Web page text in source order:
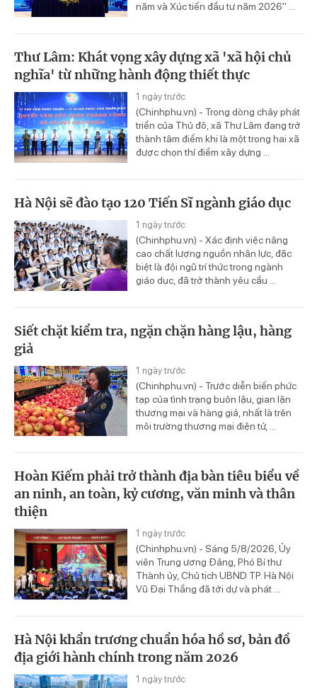
năm và Xúc tiến đầu tư năm 2026" ...
Thư Lâm: Khát vọng xây dựng xã 'xã hội chủ
nghĩa' từ những hành động thiết thực
1 ngày trước
(Chinhphu.vn) - Trong dòng chảy phát
triển của Thủ đô, xã Thư Lâm đang trở
thành tâm điểm khi là một trong hai xã
được chọn thí điểm xây dựng ...
Hà Nội sẽ đào tạo 120 Tiến Sĩ ngành giáo dục
1 ngày trước
(Chinhphu.vn) - Xác định việc nâng
cao chất lượng nguồn nhân lực, đặc
biệt là đội ngũ trí thức trong ngành
giáo dục, đã trở thành yêu cầu ...
Siết chặt kiểm tra, ngặn chặn hàng lậu, hàng
giả
1 ngày trước
(Chinhphu.vn) - Trước diễn biến phức
tạp của tình trạng buôn lậu, gian lận
thương mại và hàng giả, nhất là trên
môi trường thương mại điện tử, ...
Hoàn Kiếm phải trở thành địa bàn tiêu biểu về
an ninh, an toàn, kỷ cương, văn minh và thân
thiện
1 ngày trước
(Chinhphu.vn) - Sáng 5/8/2026, Ủy
viên Trung ương Đảng, Phó Bí thư
Thành ủy, Chủ tịch UBND TP. Hà Nội
Vũ Đại Thắng đã tới dự và phát ...
Hà Nội khẩn trương chuẩn hóa hồ sơ, bản đồ
địa giới hành chính trong năm 2026
1 ngày trước